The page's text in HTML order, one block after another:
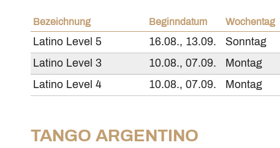
Bezeichnung Beginndatum Wochentag
Latino Level 5 16.08., 13.09. Sonntag
Latino Level 3
10.08., 07.09. Montag
Latino Level 4
10.08., 07.09. Montag
TANGO ARGENTINO